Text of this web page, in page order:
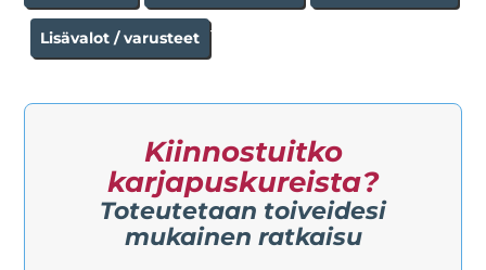
Lisävalot / varusteet -
Kiinnostuitko
karjapuskureista?
Toteutetaan toiveidesi
mukainen ratkaisu